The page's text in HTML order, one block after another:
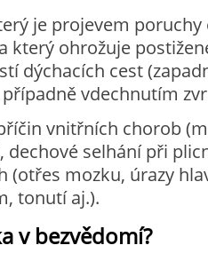
je projevem
který ohrožuje
dýchacích cest
vdechnutím
vnitřních chorob
dechové selhání při
(otřes mozku, úrazy
tonutí aj.).
v bezvědomí?